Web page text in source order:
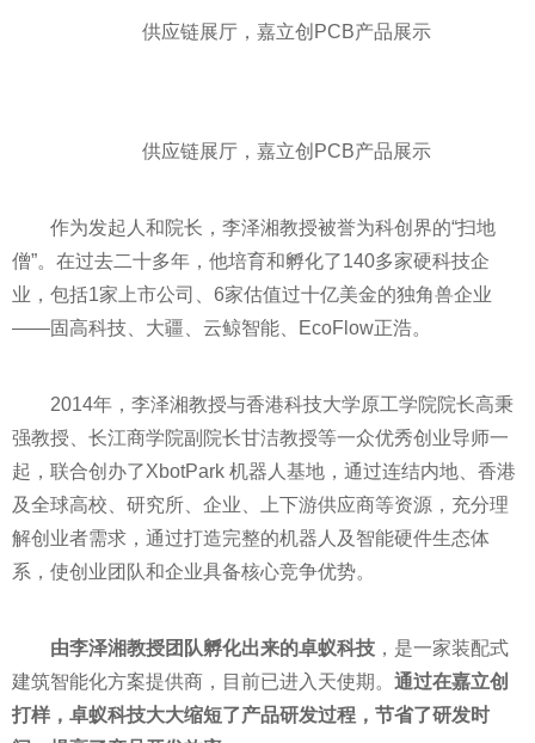
供应链展厅，嘉立创PCB产品展示
供应链展厅，嘉立创PCB产品展示
作为发起人和院长，李泽湘教授被誉为科创界的“扫地
僧”。在过去二十多年，他培育和孵化了140多家硬科技企
业，包括1家上市公司、6家估值过十亿美金的独角兽企业
——固高科技、大疆、云鲸智能、EcoFlow正浩。
2014年，李泽湘教授与香港科技大学原工学院院长高秉
强教授、长江商学院副院长甘洁教授等一众优秀创业导师一
起，联合创办了XbotPark 机器人基地，通过连结内地、香港
及全球高校、研究所、企业、上下游供应商等资源，充分理
解创业者需求，通过打造完整的机器人及智能硬件生态体
系，使创业团队和企业具备核心竞争优势。
由李泽湘教授团队孵化出来的卓蚁科技 ，是一家装配式
建筑智能化方案提供商，目前已进入天使期。 通过在嘉立创
打样，卓蚁科技大大缩短了产品研发过程，节省了研发时